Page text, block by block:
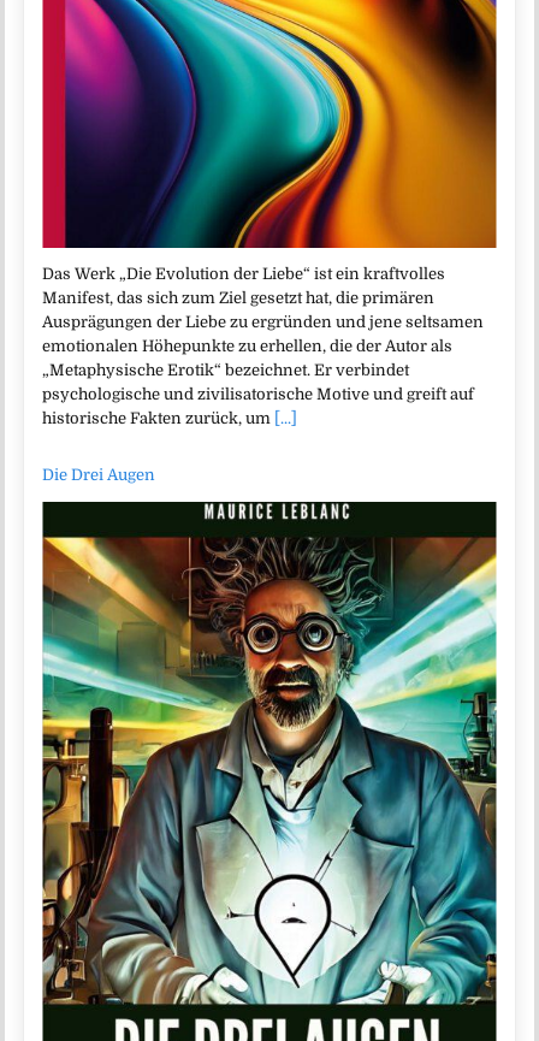
Das Werk „Die Evolution der Liebe“ ist ein kraftvolles
Manifest, das sich zum Ziel gesetzt hat, die primären
Ausprägungen der Liebe zu ergründen und jene seltsamen
emotionalen Höhepunkte zu erhellen, die der Autor als
„Metaphysische Erotik“ bezeichnet. Er verbindet
psychologische und zivilisatorische Motive und greift auf
historische Fakten zurück, um [...]
Die Drei Augen